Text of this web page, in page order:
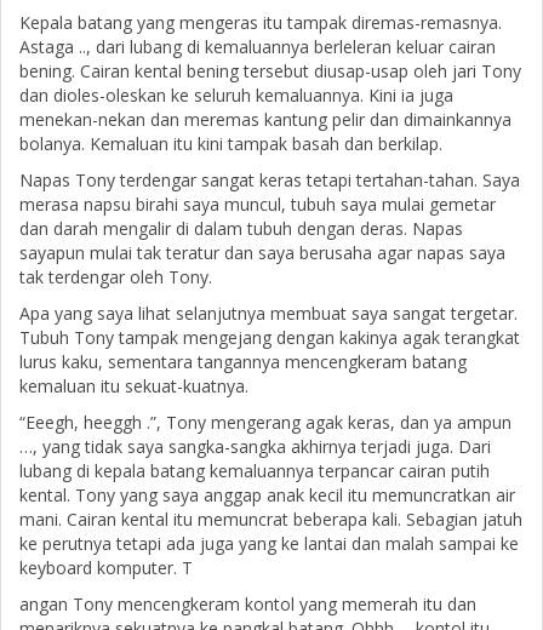
Kepala batang yang mengeras itu tampak diremas-remasnya.
Astaga .., dari lubang di kemaluannya berleleran keluar cairan
bening. Cairan kental bening tersebut diusap-usap oleh jari Tony
dan dioles-oleskan ke seluruh kemaluannya. Kini ia juga
menekan-nekan dan meremas kantung pelir dan dimainkannya
bolanya. Kemaluan itu kini tampak basah dan berkilap.
Napas Tony terdengar sangat keras tetapi tertahan-tahan. Saya
merasa napsu birahi saya muncul, tubuh saya mulai gemetar
dan darah mengalir di dalam tubuh dengan deras. Napas
sayapun mulai tak teratur dan saya berusaha agar napas saya
tak terdengar oleh Tony.
Apa yang saya lihat selanjutnya membuat saya sangat tergetar.
Tubuh Tony tampak mengejang dengan kakinya agak terangkat
lurus kaku, sementara tangannya mencengkeram batang
kemaluan itu sekuat-kuatnya.
“Eeegh, heeggh .”, Tony mengerang agak keras, dan ya ampun
…, yang tidak saya sangka-sangka akhirnya terjadi juga. Dari
lubang di kepala batang kemaluannya terpancar cairan putih
kental. Tony yang saya anggap anak kecil itu memuncratkan air
mani. Cairan kental itu memuncrat beberapa kali. Sebagian jatuh
ke perutnya tetapi ada juga yang ke lantai dan malah sampai ke
keyboard komputer. T
angan Tony mencengkeram kontol yang memerah itu dan